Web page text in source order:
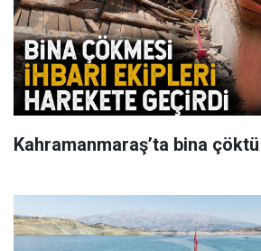
Kahramanmaraş’ta bina çöktü